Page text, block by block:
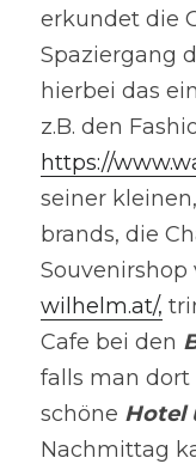
erkundet die
Spaziergang
hierbei das
z.B. den
https://
seiner
brands, die
Souvenirshop
wilhelm.at/,
Cafe bei den
falls man
schöne Hotel
Nachmittag